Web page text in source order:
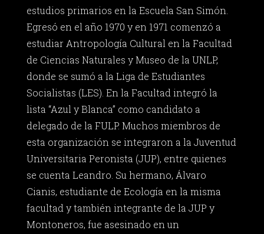
estudios primarios en la Escuela San Simón.
Egresó en el año 1970 y en 1971 comenzó a
estudiar Antropología Cultural en la Facultad
de Ciencias Naturales y Museo de la UNLP,
donde se sumó a la Liga de Estudiantes
Socialistas (LES). En la Facultad integró la
lista “Azul y Blanca” como candidato a
delegado de la FULP. Muchos miembros de
esta organización se integraron a la Juventud
Universitaria Peronista (JUP), entre quienes
se cuenta Leandro. Su hermano, Álvaro
Cianis, estudiante de Ecología en la misma
facultad y también integrante de la JUP y
Montoneros, fue asesinado en un